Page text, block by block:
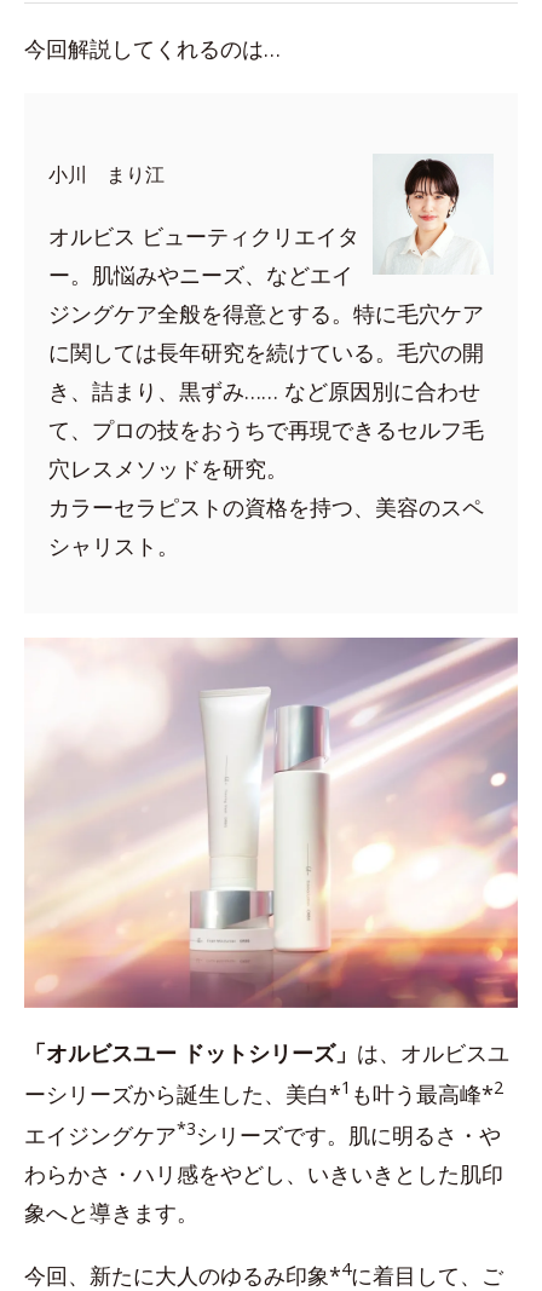
今回解説してくれるのは…
小川 まり江
オルビス ビューティクリエイタ
ー。肌悩みやニーズ、などエイ
ジングケア全般を得意とする。特に毛穴ケア
に関しては長年研究を続けている。毛穴の開
き、詰まり、黒ずみ…… など原因別に合わせ
て、プロの技をおうちで再現できるセルフ毛
穴レスメソッドを研究。
カラーセラピストの資格を持つ、美容のスペ
シャリスト。
「オルビスユー ドットシリーズ」 は、オルビスユ
ーシリーズから誕生した、美白*1 も叶う最高峰*2
エイジングケア*3シリーズです。肌に明るさ・や
わらかさ・ハリ感をやどし、いきいきとした肌印
象へと導きます。
今回、新たに大人のゆるみ印象*4に着目して、ご